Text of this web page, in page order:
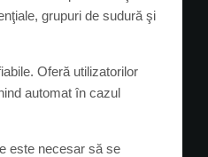
grupuri de sudură şi
Oferă utilizatorilor
automat în cazul
este necesar să se